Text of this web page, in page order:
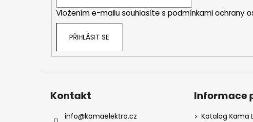
Vložením e-mailu souhlasíte s podmínkami ochrany
PŘIHLÁSIT SE
Kontakt
info@kamaelektro.cz
Informace
Katalog Kama